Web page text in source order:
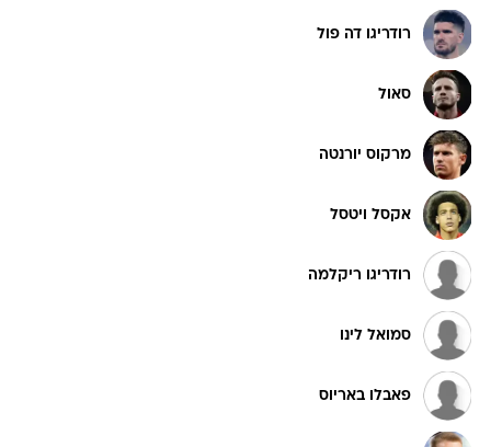
רודריגו דה פול
סאול
מרקוס יורנטה
אקסל ויטסל
רודריגו ריקלמה
סמואל לינו
פאבלו באריוס